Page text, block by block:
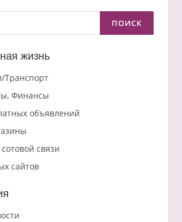
жизнь
Транспорт
Финансы
объявлений
связи
сайтов